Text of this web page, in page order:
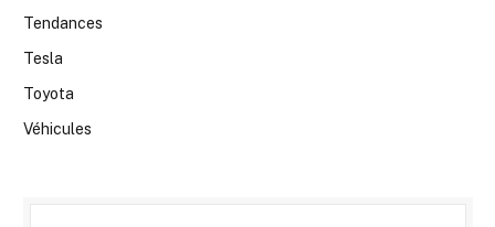
Tendances
Tesla
Toyota
Véhicules